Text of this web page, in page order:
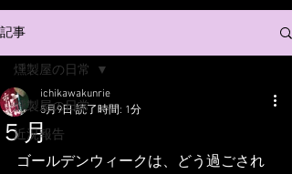
記事
燻製屋の日常
近況報告
燻製屋の日常
５月
ichikawakunrie
5月9日 読了時間: 1分
ゴールデンウィークは、どう過ごされ